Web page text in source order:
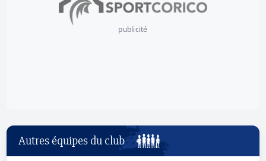
publicité
Autres équipes du club